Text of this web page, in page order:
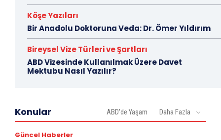
Köşe Yazıları
Bir Anadolu Doktoruna Veda: Dr. Ömer Yıldırım
Bireysel Vize Türleri ve Şartları
ABD Vizesinde Kullanılmak Üzere Davet
Mektubu Nasıl Yazılır?
Konular ABD'de Yaşam Daha Fazla
Güncel Haberler